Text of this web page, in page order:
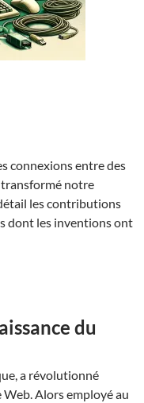
connexions entre des
notre
les contributions
dont les inventions ont
du
a révolutionné
Alors employé au